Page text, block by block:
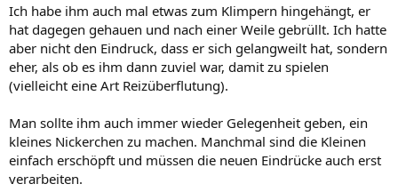
Ich habe ihm auch mal etwas zum Klimpern hingehängt, er
hat dagegen gehauen und nach einer Weile gebrüllt. Ich hatte
aber nicht den Eindruck, dass er sich gelangweilt hat, sondern
eher, als ob es ihm dann zuviel war, damit zu spielen
(vielleicht eine Art Reizüberflutung).
Man sollte ihm auch immer wieder Gelegenheit geben, ein
kleines Nickerchen zu machen. Manchmal sind die Kleinen
einfach erschöpft und müssen die neuen Eindrücke auch erst
verarbeiten.